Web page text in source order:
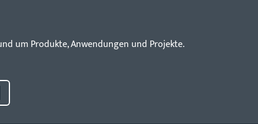
um Produkte, Anwendungen und Projekte.